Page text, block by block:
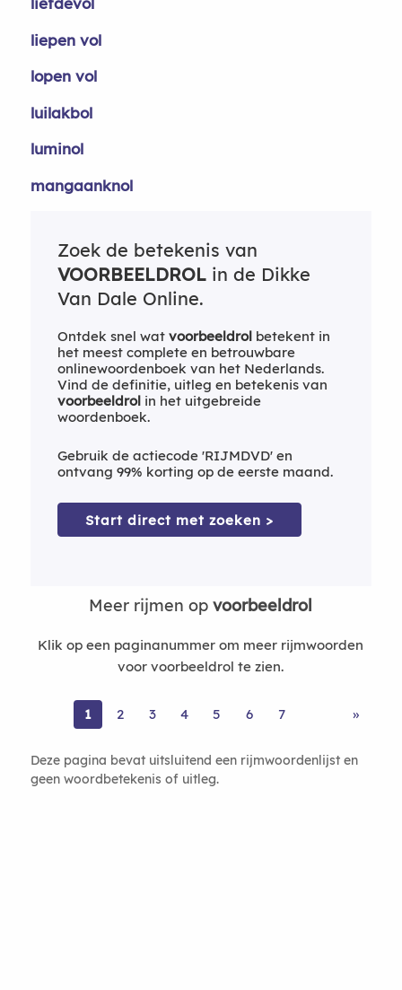
liepen vol
lopen vol
luilakbol
luminol
mangaanknol
Zoek de betekenis van
VOORBEELDROLin de Dikke
Van Dale Online.
Ontdek snel wat voorbeeldrolbetekent in
het meest complete en betrouwbare
onlinewoordenboek van het Nederlands.
Vind de definitie, uitleg en betekenis van
voorbeeldrolin het uitgebreide
woordenboek.
Gebruik de actiecode 'RIJMDVD' en
ontvang 99% korting op de eerste maand.
Start direct met zoeken >
Meer rijmen opvoorbeeldrol
Klik op een paginanummer om meer rijmwoorden
voor voorbeeldrol te zien.
1 2 3 4 5 6 7 »
Deze pagina bevat uitsluitend een rijmwoordenlijst en
geen woordbetekenis of uitleg.